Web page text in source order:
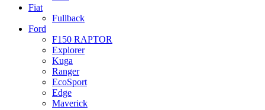
Fiat
Fullback
Ford
F150 RAPTOR
Explorer
Kuga
Ranger
EcoSport
Edge
Maverick